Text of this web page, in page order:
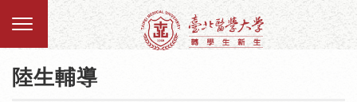
陸生輔導